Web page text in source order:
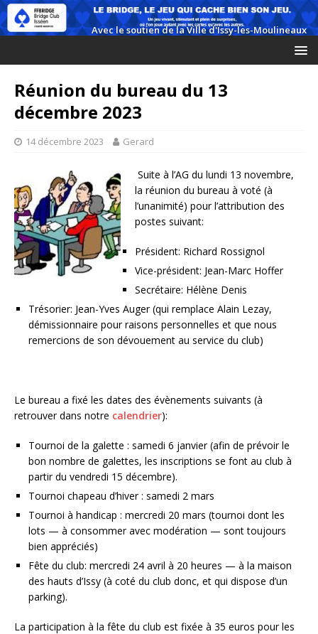
Réunion du bureau du 13
décembre 2023
14 décembre 2023 Gerard
Suite à l’AG du lundi 13 novembre,
la réunion du bureau à voté (à
l’unanimité) pour l’attribution des
postes suivant:
Président: Richard Rossignol
Vice-président: Jean-Marc Hoffer
Secrétaire: Hélène Denis
Trésorier: Jean-Yves Auger (qui remplace Alain Lezay,
démissionnaire pour raisons personnelles et que nous
remercions de son dévouement au service du club)
Le bureau a fixé les dates des évènements suivants (à
retrouver dans notre calendrier):
Tournoi de la galette : samedi 6 janvier (afin de prévoir le
bon nombre de galettes, les inscriptions se font au club à
partir du vendredi 15 décembre).
Tournoi chapeau d’hiver : samedi 2 mars
Tournoi à handicap : mercredi 20 mars (tournoi dont les
lots — à consommer avec modération — sont toujours
bien appréciés)
Fête du club: mercredi 24 avril à 20 heures — à la maison
des hauts d’Issy (à coté du club donc, et qui dispose d’un
parking).
La participation à la fête du club est fixée à 35 euros pour les